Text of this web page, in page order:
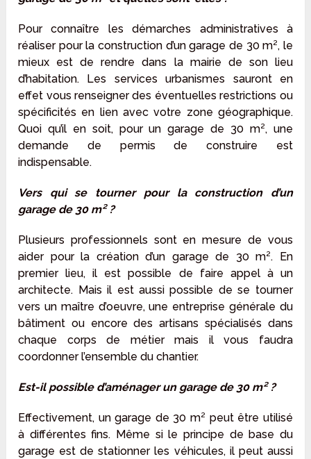
Pour connaître les démarches administratives à
réaliser pour la construction d’un garage de 30 m², le
mieux est de rendre dans la mairie de son lieu
d’habitation. Les services urbanismes sauront en
effet vous renseigner des éventuelles restrictions ou
spécificités en lien avec votre zone géographique.
Quoi qu’il en soit, pour un garage de 30 m², une
demande de permis de construire est
indispensable.
Vers qui se tourner pour la construction d’un
garage de 30 m² ?
Plusieurs professionnels sont en mesure de vous
aider pour la création d’un garage de 30 m². En
premier lieu, il est possible de faire appel à un
architecte. Mais il est aussi possible de se tourner
vers un maître d’oeuvre, une entreprise générale du
bâtiment ou encore des artisans spécialisés dans
chaque corps de métier mais il vous faudra
coordonner l’ensemble du chantier.
Est-il possible d’aménager un garage de 30 m² ?
Effectivement, un garage de 30 m² peut être utilisé
à différentes fins. Même si le principe de base du
garage est de stationner les véhicules, il peut aussi